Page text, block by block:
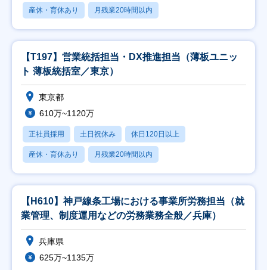
産休・育休あり 月残業20時間以内
【T197】営業統括担当・DX推進担当（薄板ユニッ
ト 薄板統括室／東京）
東京都
610万~1120万
正社員採用 土日祝休み 休日120日以上
産休・育休あり 月残業20時間以内
【H610】神戸線条工場における事業所労務担当（就
業管理、制度運用などの労務業務全般／兵庫）
兵庫県
625万~1135万